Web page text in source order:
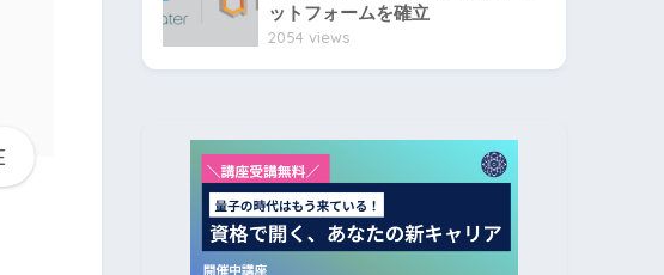
ットフォームを確立
2054 views